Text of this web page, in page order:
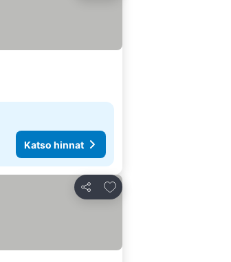
Katso hinnat
Jaa
Lisää suosikkeihin